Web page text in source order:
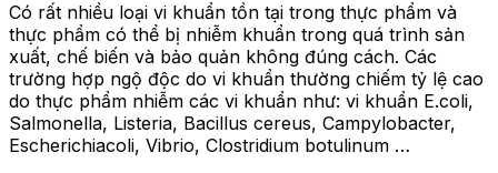
Có rất nhiều loại vi khuẩn tồn tại trong thực phẩm và
thực phẩm có thể bị nhiễm khuẩn trong quá trình sản
xuất, chế biến và bảo quản không đúng cách. Các
trường hợp ngộ độc do vi khuẩn thường chiếm tỷ lệ cao
do thực phẩm nhiễm các vi khuẩn như: vi khuẩn E.coli,
Salmonella, Listeria, Bacillus cereus, Campylobacter,
Escherichiacoli, Vibrio, Clostridium botulinum …